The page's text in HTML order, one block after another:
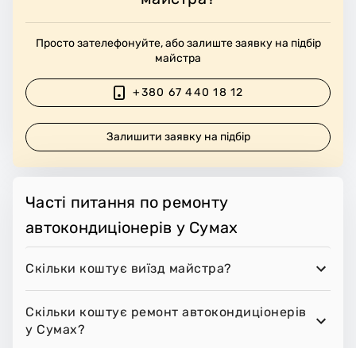
Просто зателефонуйте, або залиште заявку на підбір
майстра
+380 67 440 18 12
Залишити заявку на підбір
Часті питання по ремонту
автокондиціонерів у Сумах
Скільки коштує виїзд майстра?
Скільки коштує ремонт автокондиціонерів
у Сумах?